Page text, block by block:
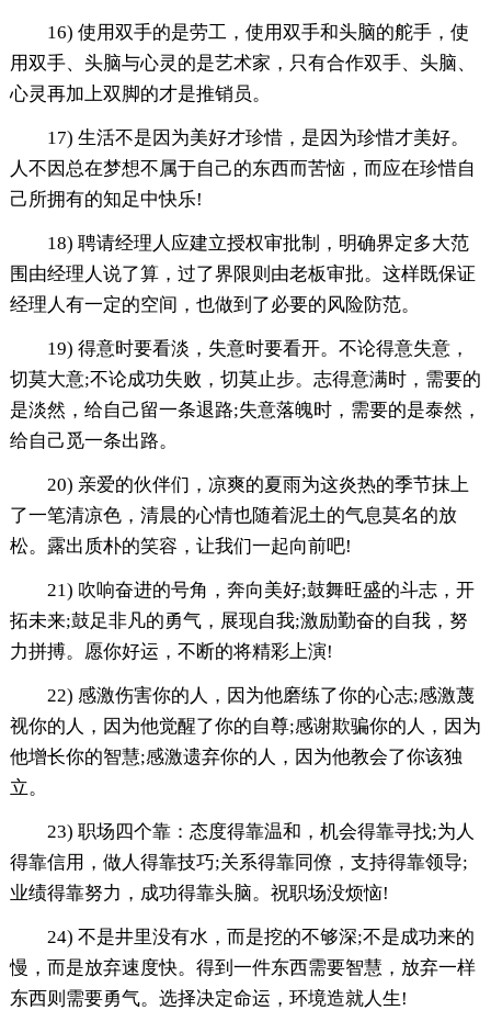
16) 使用双手的是劳工，使用双手和头脑的舵手，使
用双手、头脑与心灵的是艺术家，只有合作双手、头脑、
心灵再加上双脚的才是推销员。
17) 生活不是因为美好才珍惜，是因为珍惜才美好。
人不因总在梦想不属于自己的东西而苦恼，而应在珍惜自
己所拥有的知足中快乐!
18) 聘请经理人应建立授权审批制，明确界定多大范
围由经理人说了算，过了界限则由老板审批。这样既保证
经理人有一定的空间，也做到了必要的风险防范。
19) 得意时要看淡，失意时要看开。不论得意失意，
切莫大意;不论成功失败，切莫止步。志得意满时，需要的
是淡然，给自己留一条退路;失意落魄时，需要的是泰然，
给自己觅一条出路。
20) 亲爱的伙伴们，凉爽的夏雨为这炎热的季节抹上
了一笔清凉色，清晨的心情也随着泥土的气息莫名的放
松。露出质朴的笑容，让我们一起向前吧!
21) 吹响奋进的号角，奔向美好;鼓舞旺盛的斗志，开
拓未来;鼓足非凡的勇气，展现自我;激励勤奋的自我，努
力拼搏。愿你好运，不断的将精彩上演!
22) 感激伤害你的人，因为他磨练了你的心志;感激蔑
视你的人，因为他觉醒了你的自尊;感谢欺骗你的人，因为
他增长你的智慧;感激遗弃你的人，因为他教会了你该独
立。
23) 职场四个靠：态度得靠温和，机会得靠寻找;为人
得靠信用，做人得靠技巧;关系得靠同僚，支持得靠领导;
业绩得靠努力，成功得靠头脑。祝职场没烦恼!
24) 不是井里没有水，而是挖的不够深;不是成功来的
慢，而是放弃速度快。得到一件东西需要智慧，放弃一样
东西则需要勇气。选择决定命运，环境造就人生!